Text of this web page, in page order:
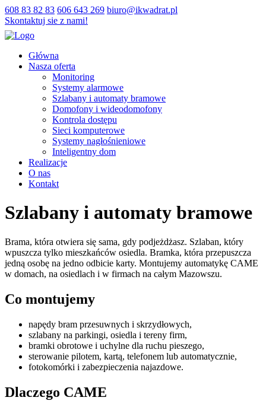
608 83 82 83 606 643 269 biuro@ikwadrat.pl
Skontaktuj sie z nami!
Główna
Nasza oferta
Monitoring
Systemy alarmowe
Szlabany i automaty bramowe
Domofony i wideodomofony
Kontrola dostępu
Sieci komputerowe
Systemy nagłośnieniowe
Inteligentny dom
Realizacje
O nas
Kontakt
Szlabany i automaty bramowe
Brama, która otwiera się sama, gdy podjeżdżasz. Szlaban, który
wpuszcza tylko mieszkańców osiedla. Bramka, która przepuszcza
jedną osobę na jedno odbicie karty. Montujemy automatykę CAME
w domach, na osiedlach i w firmach na całym Mazowszu.
Co montujemy
napędy bram przesuwnych i skrzydłowych,
szlabany na parkingi, osiedla i tereny firm,
bramki obrotowe i uchylne dla ruchu pieszego,
sterowanie pilotem, kartą, telefonem lub automatycznie,
fotokomórki i zabezpieczenia najazdowe.
Dlaczego CAME